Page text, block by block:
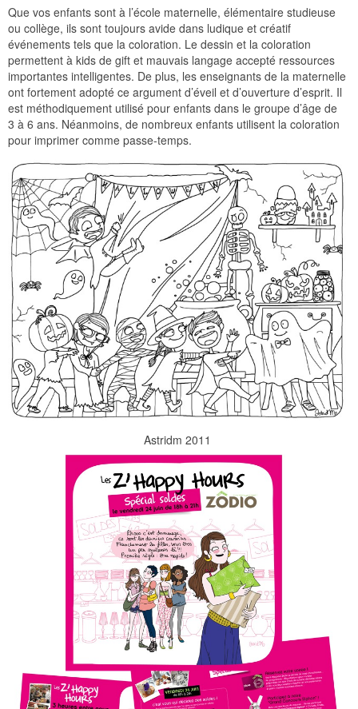
Que vos enfants sont à l’école maternelle, élémentaire studieuse
ou collège, ils sont toujours avide dans ludique et créatif
événements tels que la coloration. Le dessin et la coloration
permettent à kids de gift et mauvais langage accepté ressources
importantes intelligentes. De plus, les enseignants de la maternelle
ont fortement adopté ce argument d’éveil et d’ouverture d’esprit. Il
est méthodiquement utilisé pour enfants dans le groupe d’âge de
3 à 6 ans. Néanmoins, de nombreux enfants utilisent la coloration
pour imprimer comme passe-temps.
Astridm 2011